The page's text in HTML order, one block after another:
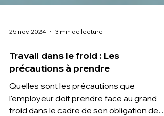
Travail dans le froid : Les
précautions à prendre
Quelles sont les précautions que